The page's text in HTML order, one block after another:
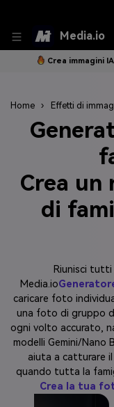
Media.io
Crea immagini
Home › Effetti di
Crea
di
Riunisci tutti
Media.io
caricare foto
una foto di gruppo
ogni volto accurato,
modelli Gemini/Nano
aiuta a catturare
quando tutta la
Crea la tua